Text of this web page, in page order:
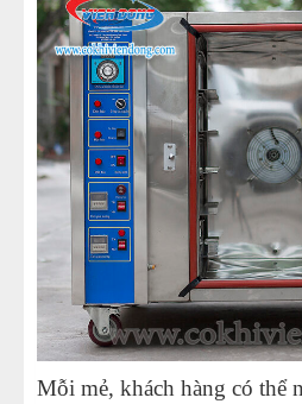
Mỗi mẻ, khách hàng có thể